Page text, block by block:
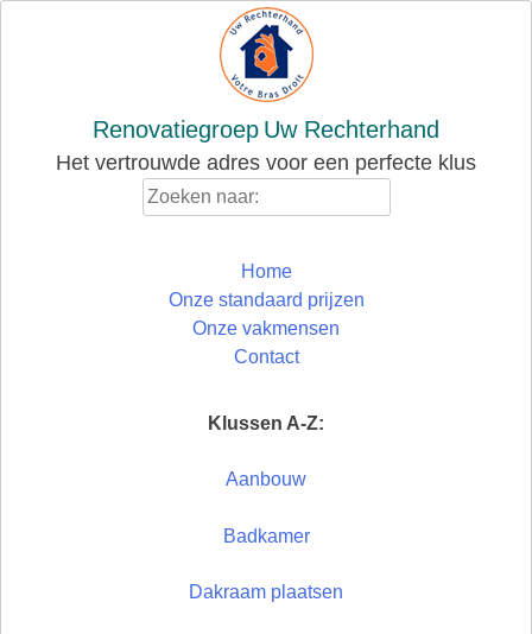
Renovatiegroep Uw Rechterhand
Het vertrouwde adres voor een perfecte klus
Home
Onze standaard prijzen
Onze vakmensen
Contact
Klussen A-Z:
Aanbouw
Badkamer
Dakraam plaatsen